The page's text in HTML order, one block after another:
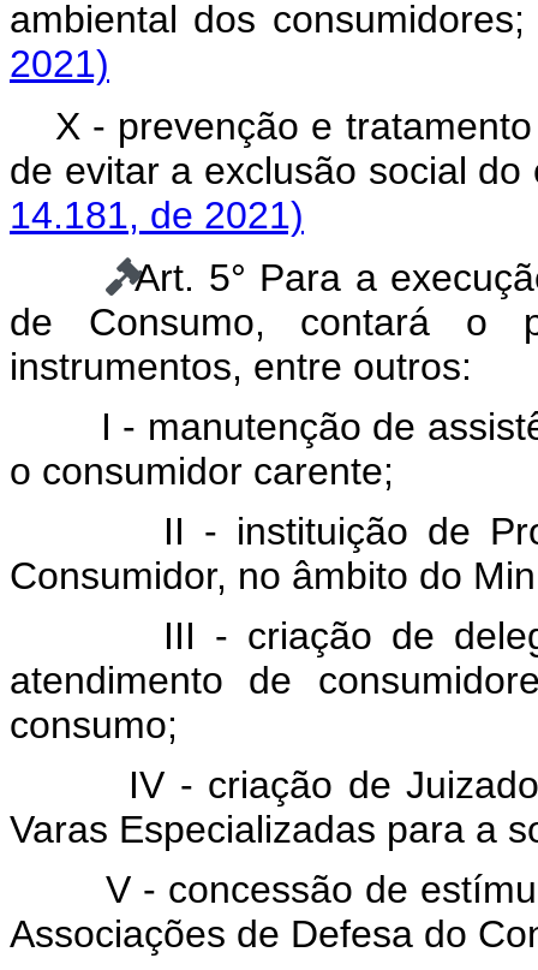
ambiental dos
2021)
X - prevenção e
de evitar a exclusão social
14.181, de 2021)
Art. 5° Para a
de Consumo, contará o
instrumentos, entre outros:
I - manutenção de
o consumidor carente;
II - instituição de
Consumidor, no âmbito do
III - criação de
atendimento de
consumo;
IV - criação de
Varas Especializadas para a
V - concessão de
Associações de Defesa do